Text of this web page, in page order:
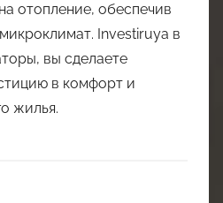
отопление, обеспечив
Investiruya в
вы сделаете
в комфорт и
жилья.